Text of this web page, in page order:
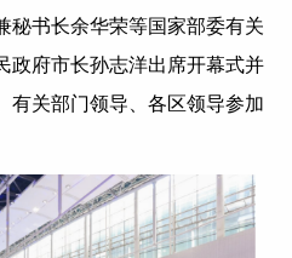
秘书长余华荣等国家部委有关
政府市长孙志洋出席开幕式并
有关部门领导、各区领导参加